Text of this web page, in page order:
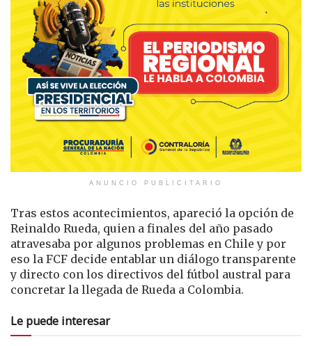
ANUNCIO PUBLICITARIO
Tras estos acontecimientos, apareció la opción de
Reinaldo Rueda, quien a finales del año pasado
atravesaba por algunos problemas en Chile y por
eso la FCF decide entablar un diálogo transparente
y directo con los directivos del fútbol austral para
concretar la llegada de Rueda a Colombia.
Le puede interesar